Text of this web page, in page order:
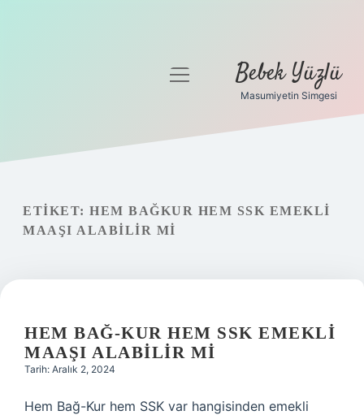
Gizlilik Politikası
menüyü
Bebek Yüzlü
Masumiyetin Simgesi
ETIKET: HEM BAĞKUR HEM SSK EMEKLI
MAAŞI ALABILIR MI
HEM BAĞ-KUR HEM SSK EMEKLI
MAAŞI ALABILIR MI
Tarih: Aralık 2, 2024
Hem Bağ-Kur hem SSK var hangisinden emekli